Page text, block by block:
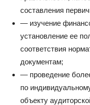
составления
— изучение
установление ее
соответствия
документам;
— проведение
по
объекту